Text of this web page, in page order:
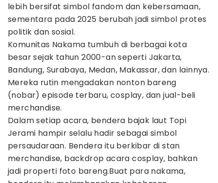
lebih bersifat simbol fandom dan kebersamaan,
sementara pada 2025 berubah jadi simbol protes
politik dan sosial.
Komunitas Nakama tumbuh di berbagai kota
besar sejak tahun 2000-an seperti Jakarta,
Bandung, Surabaya, Medan, Makassar, dan lainnya.
Mereka rutin mengadakan nonton bareng
(nobar) episode terbaru, cosplay, dan jual-beli
merchandise.
Dalam setiap acara, bendera bajak laut Topi
Jerami hampir selalu hadir sebagai simbol
persaudaraan. Bendera itu berkibar di stan
merchandise, backdrop acara cosplay, bahkan
jadi properti foto bareng.Buat para nakama,